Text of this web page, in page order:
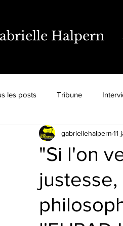
Halpern
les posts Tribune
"Si l'on
gabriellehalpern 11